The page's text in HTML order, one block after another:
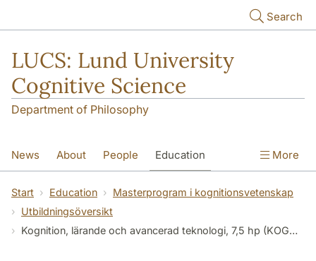
Search
LUCS: Lund University
Cognitive Science
Department of Philosophy
News About People Education
Research Seminars Publications
More
Start Education
Masterprogram i kognitionsvetenskap
Utbildningsöversikt
Kognition, lärande och avancerad teknologi, 7,5 hp (KOGP10)